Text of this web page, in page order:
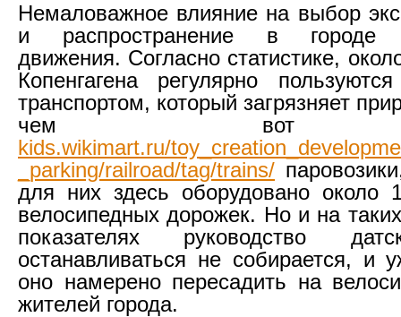
Немаловажное влияние на выбор
и распространение в городе
движения. Согласно статистике,
Копенгагена регулярно
транспортом, который загрязняет
чем вот
kids.wikimart.ru/
_parking/railroad/tag/trains/
для них здесь оборудовано около
велосипедных дорожек. Но и на
показателях руководство
останавливаться не собирается, и
оно намерено пересадить на
жителей города.